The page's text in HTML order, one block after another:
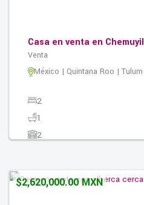
Casa en venta en
Venta
México | Quintana Roo |
2
1
2
$2,620,000.00 MXN